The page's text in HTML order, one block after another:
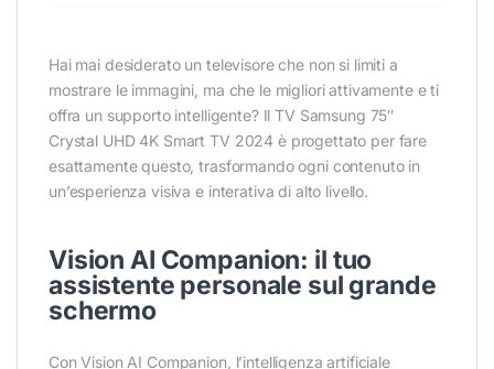
Hai mai desiderato un televisore che non si limiti a
mostrare le immagini, ma che le migliori attivamente e ti
offra un supporto intelligente? Il TV Samsung 75″
Crystal UHD 4K Smart TV 2024 è progettato per fare
esattamente questo, trasformando ogni contenuto in
un’esperienza visiva e interativa di alto livello.
Vision AI Companion: il tuo
assistente personale sul grande
schermo
Con Vision AI Companion, l’intelligenza artificiale